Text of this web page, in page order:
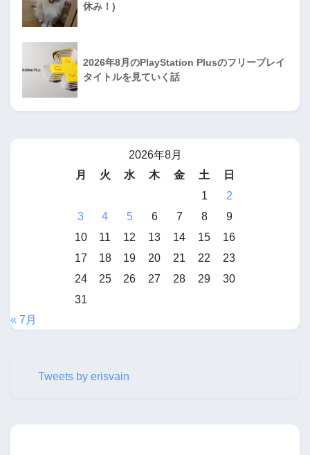
休み！)
2026年8月のPlayStation Plusのフリープレイ
タイトルを見ていく話
2026年8月
月
火 水 木 金 土
日
1
2
3
4 5 6 7 8
9
10
11 12 13 14 15
16
17
18 19 20 21 22
23
24
25 26 27 28 29
30
31
« 7月
Tweets by erisvain